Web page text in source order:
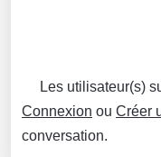
Les utilisateur(s)
Connexion ou Créer
conversation.